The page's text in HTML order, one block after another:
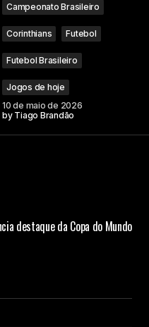
Campeonato Brasileiro
Corinthians Futebol
Futebol Brasileiro
Jogos de hoje
10 de maio de 2026
by Tiago Brandão
destaque da Copa do Mundo